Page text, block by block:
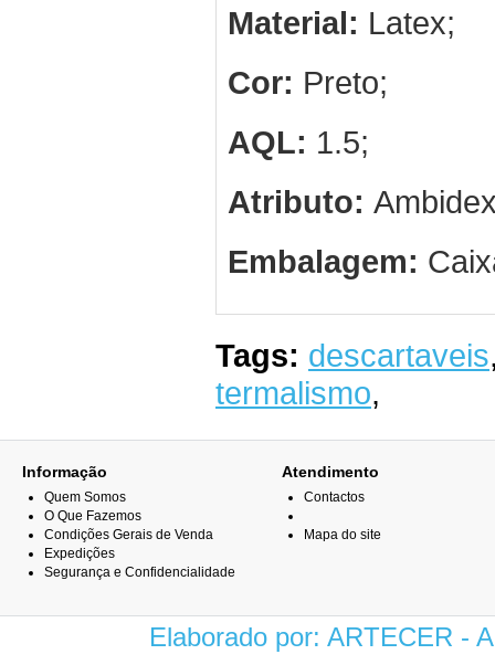
Material: Latex;
Cor: Preto;
AQL: 1.5;
Atributo:
Embalagem:
Tags: descartaveis
termalismo,
Informação
Quem Somos
O Que Fazemos
Condições Gerais de Venda
Expedições
Segurança e Confidencialidade
Atendimento
Contactos
Mapa do site
Elaborado por: ARTECER -